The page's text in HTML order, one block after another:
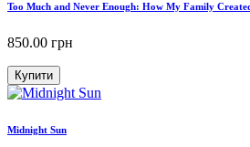
Too Much and Never Enough: How My Family
850.00 грн
Купити
Midnight Sun